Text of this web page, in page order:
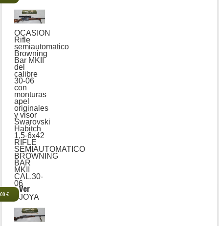
OCASION
Rifle
semiautomatico
Browning
Bar MKII
del
calibre
30-06
con
monturas
apel
originales
y visor
Swarovski
Habitch
1,5-6x42
RIFLE
SEMIAUTOMATICO
BROWNING
BAR
MKII
CAL.30-
06
€
Ver
JOYA